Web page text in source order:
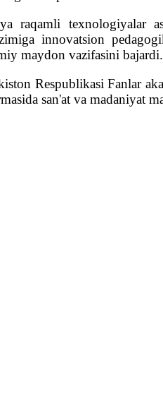
raqamli texnologiyalar
innovatsion
maydon vazifasini bajardi.
Respublikasi Fanlar
san'at va madaniyat